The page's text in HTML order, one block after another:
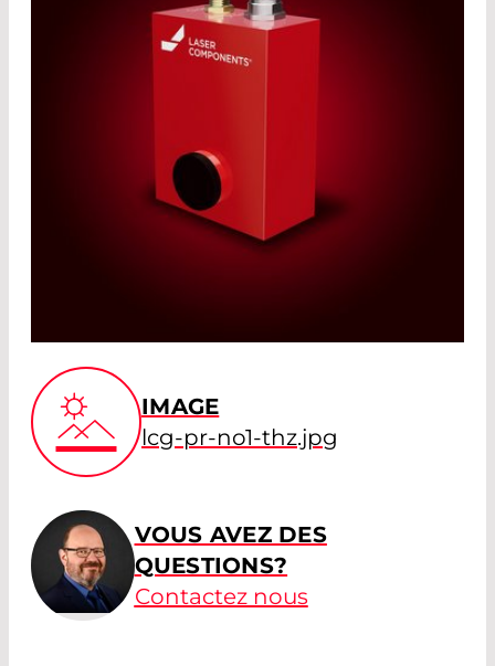
IMAGE
lcg-pr-no1-thz.jpg
VOUS AVEZ DES
QUESTIONS?
Contactez nous